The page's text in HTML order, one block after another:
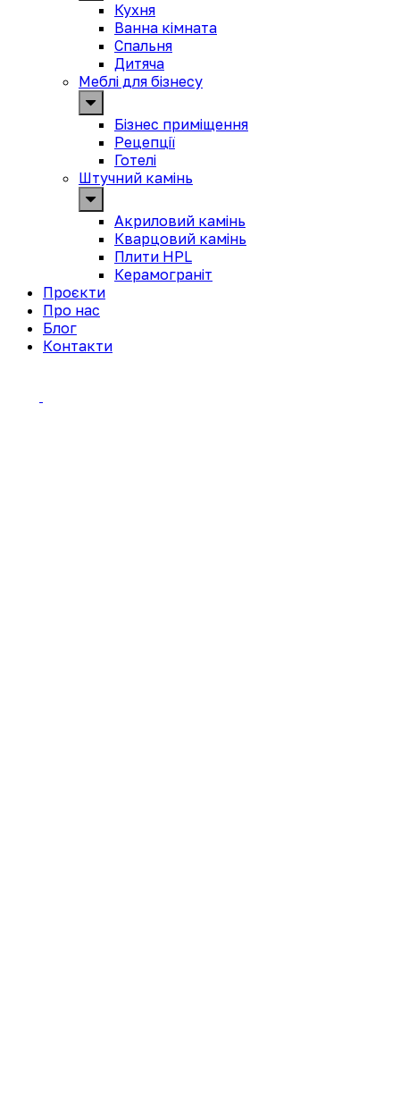
Кухня
Ванна кімната
Спальня
Дитяча
Меблі для бізнесу
Бізнес приміщення
Рецепції
Готелі
Штучний камінь
Акриловий камінь
Кварцовий камінь
Плити HPL
Керамограніт
Проєкти
Про нас
Блог
Контакти